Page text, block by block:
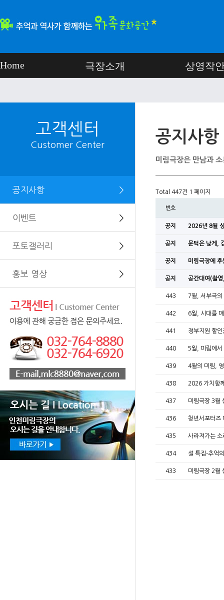
Home 극장소개 상영작
고객센터
Customer Center
공지사항 ＞
이벤트 ＞
포토갤러리 ＞
홍보 영상 ＞
공지사항
미림극장은 만남과
Total 447건 1 페이지
번호
공지 2026년 8월
공지 문턱은 낮게,
공지 미림극장에
공지 공간대여(촬
443 7월, 서부극
442 6월, 시대를
441 정부지원 할
440 5월, 미림에
439 4월의 미림,
438 2026 가치함
437 미림극장 3월
436 청년서포터즈
435 사라져가는
434 설 특집-추억
433 미림극장 2월